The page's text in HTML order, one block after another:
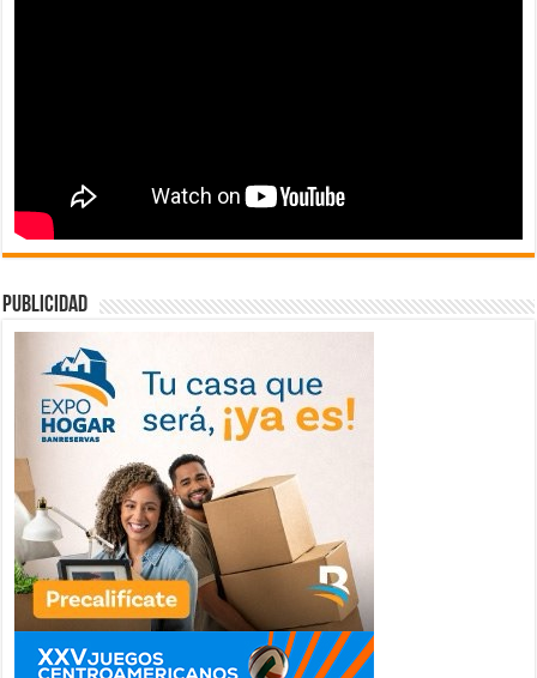
publicidad